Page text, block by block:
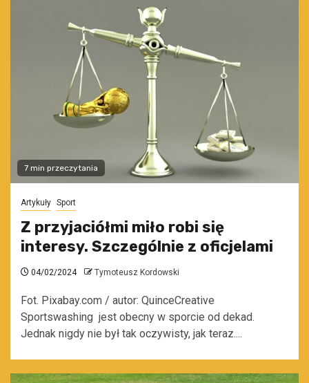
7 min przeczytania
Artykuły Sport
Z przyjaciółmi miło robi się
interesy. Szczególnie z oficjelami
04/02/2024 Tymoteusz Kordowski
Fot. Pixabay.com / autor: QuinceCreative
Sportswashing jest obecny w sporcie od dekad.
Jednak nigdy nie był tak oczywisty, jak teraz....